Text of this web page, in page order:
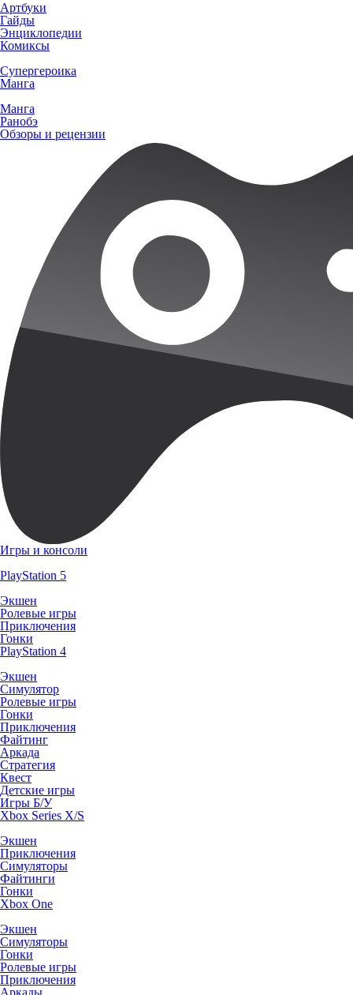
Артбуки
Гайды
Энциклопедии
Комиксы
Супергероика
Манга
Манга
Ранобэ
Обзоры и рецензии
Игры и консоли
PlayStation 5
Экшен
Ролевые игры
Приключения
Гонки
PlayStation 4
Экшен
Симулятор
Ролевые игры
Гонки
Приключения
Файтинг
Аркада
Стратегия
Квест
Детские игры
Игры Б/У
Xbox Series X/S
Экшен
Приключения
Симуляторы
Файтинги
Гонки
Xbox One
Экшен
Симуляторы
Гонки
Ролевые игры
Приключения
Аркады